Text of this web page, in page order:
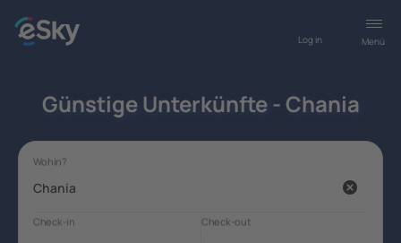
Menü
Log in
Günstige Unterkünfte - Chania